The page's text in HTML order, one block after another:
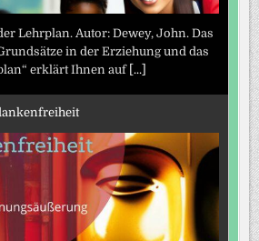
Lehrplan. Autor: Dewey, John. Das
in der Erziehung und das
erklärt Ihnen auf [...]